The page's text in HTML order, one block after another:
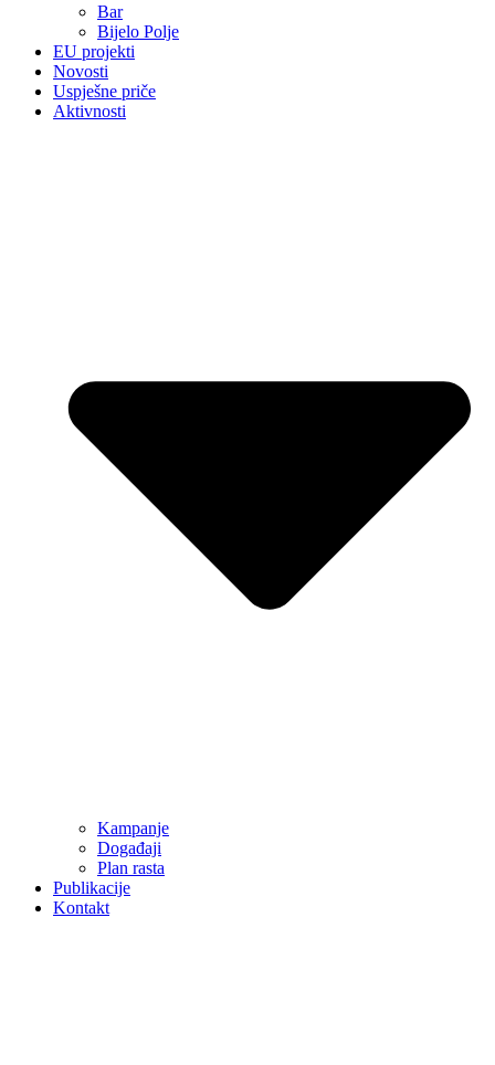
Bar
Bijelo Polje
EU projekti
Novosti
Uspješne priče
Aktivnosti
Kampanje
Događaji
Plan rasta
Publikacije
Kontakt